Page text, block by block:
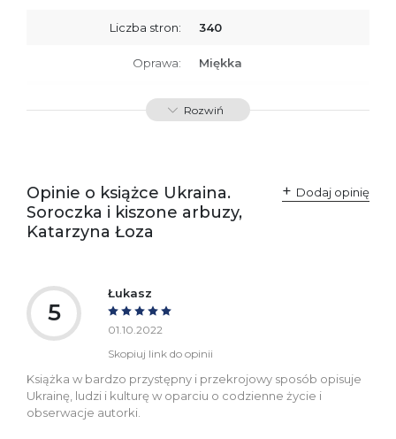
Liczba stron: 340
Oprawa: Miękka
ISBN 9788367176453
Rozwiń
Opinie o książce Ukraina.
Soroczka i kiszone arbuzy,
Katarzyna Łoza
Dodaj opinię
5
Łukasz
01.10.2022
Skopiuj link do opinii
Książka w bardzo przystępny i przekrojowy sposób opisuje
Ukrainę, ludzi i kulturę w oparciu o codzienne życie i
obserwacje autorki.